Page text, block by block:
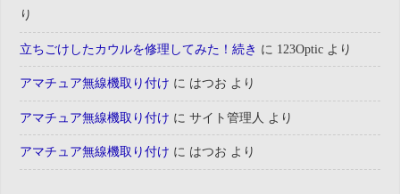
り
立ちごけしたカウルを修理してみた！続き に 123Optic より
アマチュア無線機取り付け に はつお より
アマチュア無線機取り付け にサイト管理人 より
アマチュア無線機取り付け に はつお より